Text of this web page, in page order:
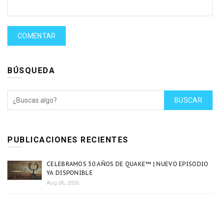
BÚSQUEDA
BUSCAR
PUBLICACIONES RECIENTES
CELEBRAMOS 30 AÑOS DE QUAKE™ | NUEVO EPISODIO
YA DISPONIBLE
Aug 06, 2026